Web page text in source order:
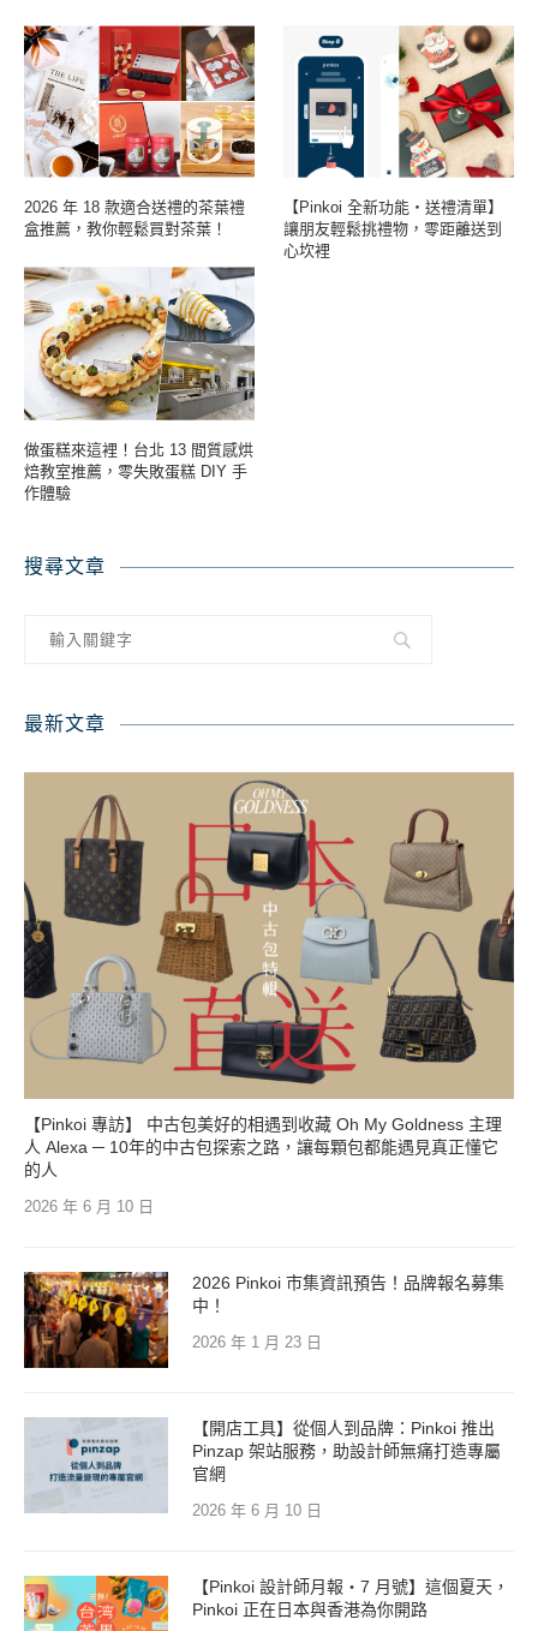
2026 年 18 款適合送禮的茶葉禮
盒推薦，教你輕鬆買對茶葉！
【Pinkoi 全新功能・送禮清單】
讓朋友輕鬆挑禮物，零距離送到
心坎裡
做蛋糕來這裡！台北 13 間質感烘
焙教室推薦，零失敗蛋糕 DIY 手
作體驗
搜尋文章
最新文章
【Pinkoi 專訪】 中古包美好的相遇到收藏 Oh My Goldness 主理
人 Alexa ─ 10年的中古包探索之路，讓每顆包都能遇見真正懂它
的人
2026 年 6 月 10 日
2026 Pinkoi 市集資訊預告！品牌報名募集
中！
2026 年 1 月 23 日
【開店工具】從個人到品牌：Pinkoi 推出
Pinzap 架站服務，助設計師無痛打造專屬
官網
2026 年 6 月 10 日
【Pinkoi 設計師月報・7 月號】這個夏天，
Pinkoi 正在日本與香港為你開路